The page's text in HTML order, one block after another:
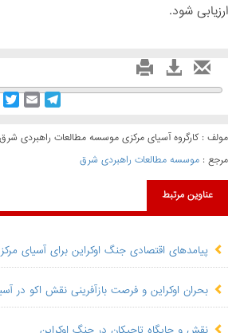
ارزیابی شود.
Email
Telegram
مولف : کارگروه آسیای مرکزی موسسه مطالعات راهبردی شرق
مرجع : موسسه مطالعات راهبردی شرق
عناوین مرتبط
پیامدهای اقتصادی جنگ اوکراین برای آسیای
بحران اوکراین و فرصت‌ بازآفرینی نقش اکو در
نقش و جایگاه تاجیکان در جنگ اوکراین